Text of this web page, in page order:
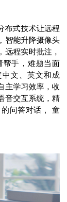
布式技术让远程
智能升降摄像头
程实时批注，
手，难题当面
文、英文和成
主学习效率，收
音交互系统，精
问答对话， 童